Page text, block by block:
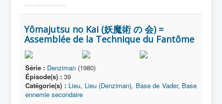
More Joomla Extensions
Yômajutsu no Kai (妖魔術 の 会) =
Assemblée de la Technique du Fantôme
Série : Denziman (1980)
Épisode(s) : 39
Catégorie(s) : Lieu, Lieu (Denziman), Base de Vader, Base
ennemie secondaire